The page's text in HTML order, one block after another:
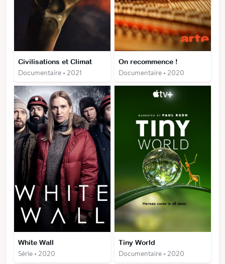
Civilisations et Climat
Documentaire • 2021
On recommence !
Documentaire • 2020
White Wall
Série • 2020
Tiny World
Documentaire • 2020